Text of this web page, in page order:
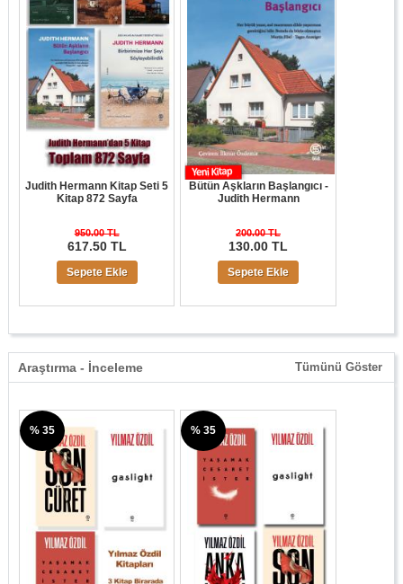
Judith Hermann Kitap Seti 5
Kitap 872 Sayfa
950.00 TL
617.50 TL
Sepete Ekle
Bütün Aşkların Başlangıcı -
Judith Hermann
200.00 TL
130.00 TL
Sepete Ekle
Araştırma - İnceleme Tümünü Göster
% 35 % 35